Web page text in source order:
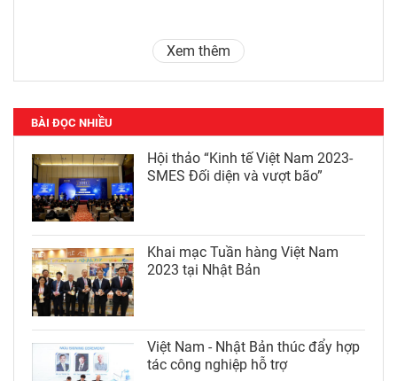
Xem thêm
BÀI ĐỌC NHIỀU
Hội thảo “Kinh tế Việt Nam 2023-
SMES Đối diện và vượt bão”
Khai mạc Tuần hàng Việt Nam
2023 tại Nhật Bản
Việt Nam - Nhật Bản thúc đẩy hợp
tác công nghiệp hỗ trợ